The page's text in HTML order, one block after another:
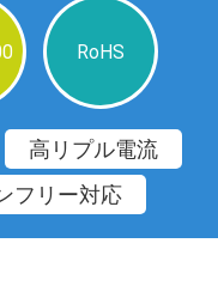
RoHS
高リプル電流
フリー対応